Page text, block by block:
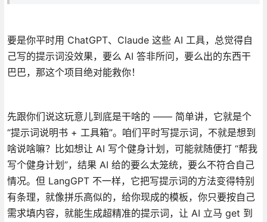
要是你平时用 ChatGPT、Claude 这些 AI 工具，总觉得自
己写的提示词没效果，要么 AI 答非所问，要么出的东西干
巴巴，那这个项目绝对能救你！
先跟你们说这玩意儿到底是干啥的 —— 简单讲，它就是个
“提示词说明书 + 工具箱”。咱们平时写提示词，不就是想到
啥说啥嘛？比如想让 AI 写个健身计划，可能就随便打 “帮我
写个健身计划”，结果 AI 给的要么太笼统，要么不符合自己
情况。但 LangGPT 不一样，它把写提示词的方法变得特别
有条理，就像拼乐高似的，给你现成的模板，你只要按自己
需求填内容，就能生成超精准的提示词，让 AI 立马 get 到